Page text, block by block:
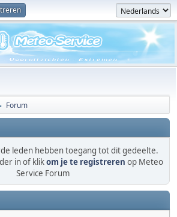
Forum
leden hebben toegang tot dit gedeelte.
in of klikom je te registreren op Meteo
Service Forum